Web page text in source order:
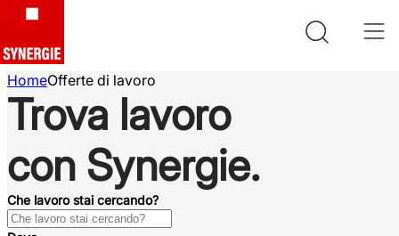
HomeOfferte di lavoro
Trova lavoro
con Synergie.
Che lavoro stai cercando?